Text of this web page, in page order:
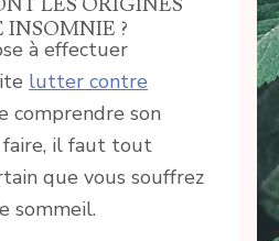
INSOMNIE ?
à effectuer
lutter contre
comprendre son
faire, il faut tout
que vous souffrez
sommeil.